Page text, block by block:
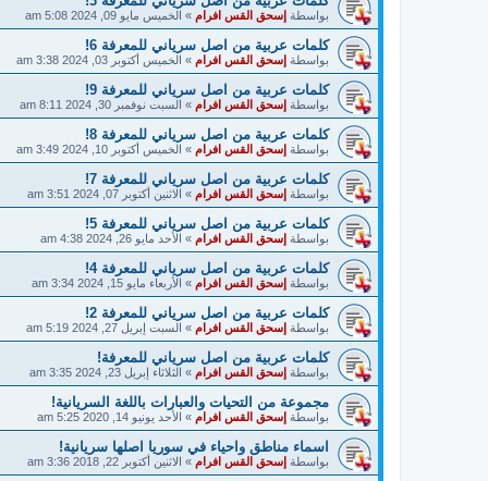
بواسطة إسحق القس افرام » الخميس مايو 09, 2024 5:08 am
كلمات عربية من اصل سرياني للمعرفة 6!
بواسطة إسحق القس افرام » الخميس أكتوبر 03, 2024 3:38 am
كلمات عربية من اصل سرياني للمعرفة 9!
بواسطة إسحق القس افرام » السبت نوفمبر 30, 2024 8:11 am
كلمات عربية من اصل سرياني للمعرفة 8!
بواسطة إسحق القس افرام » الخميس أكتوبر 10, 2024 3:49 am
كلمات عربية من اصل سرياني للمعرفة 7!
بواسطة إسحق القس افرام » الاثنين أكتوبر 07, 2024 3:51 am
كلمات عربية من اصل سرياني للمعرفة 5!
بواسطة إسحق القس افرام » الأحد مايو 26, 2024 4:38 am
كلمات عربية من اصل سرياني للمعرفة 4!
بواسطة إسحق القس افرام » الأربعاء مايو 15, 2024 3:34 am
كلمات عربية من اصل سرياني للمعرفة 2!
بواسطة إسحق القس افرام » السبت إبريل 27, 2024 5:19 am
كلمات عربية من اصل سرياني للمعرفة!
بواسطة إسحق القس افرام » الثلاثاء إبريل 23, 2024 3:35 am
مجموعة من التحيات والعبارات باللغة السريانية!
بواسطة إسحق القس افرام » الأحد يونيو 14, 2020 5:25 am
اسماء مناطق واحياء في سوريا اصلها سريانية!
بواسطة إسحق القس افرام » الاثنين أكتوبر 22, 2018 3:36 am